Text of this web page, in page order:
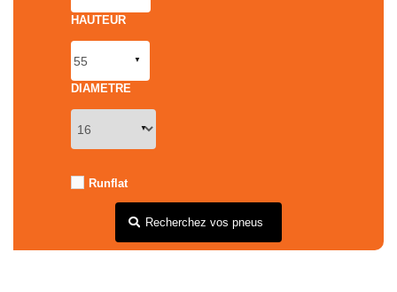
HAUTEUR
DIAMETRE
Runflat
Recherchez vos pneus